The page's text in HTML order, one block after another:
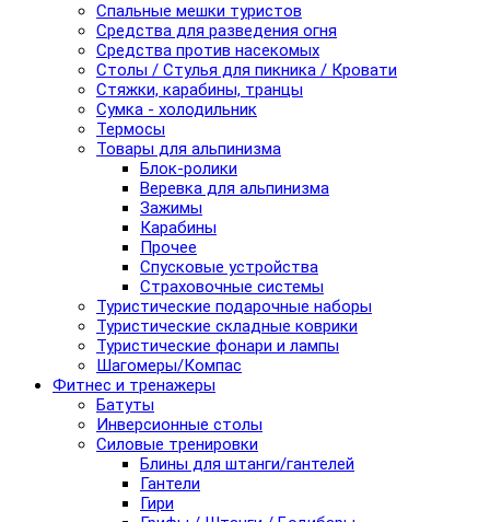
Спальные мешки туристов
Средства для разведения огня
Средства против насекомых
Столы / Стулья для пикника / Кровати
Стяжки, карабины, транцы
Сумка - холодильник
Термосы
Товары для альпинизма
Блок-ролики
Веревка для альпинизма
Зажимы
Карабины
Прочее
Спусковые устройства
Страховочные системы
Туристические подарочные наборы
Туристические складные коврики
Туристические фонари и лампы
Шагомеры/Компас
Фитнес и тренажеры
Батуты
Инверсионные столы
Силовые тренировки
Блины для штанги/гантелей
Гантели
Гири